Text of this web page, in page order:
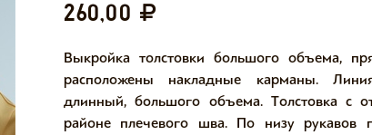
260,00
Выкройка толстовки большого объема,
расположены накладные карманы.
длинный, большого объема. Толстовка с
районе плечевого шва. По низу рукавов